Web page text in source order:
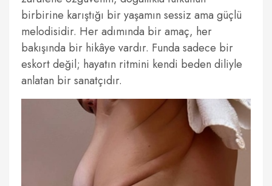
birbirine karıştığı bir yaşamın sessiz ama güçlü
melodisidir. Her adımında bir amaç, her
bakışında bir hikâye vardır. Funda sadece bir
eskort değil; hayatın ritmini kendi beden diliyle
anlatan bir sanatçıdır.